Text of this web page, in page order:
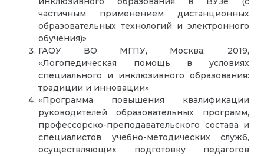
частичным применением дистанционных
образовательных технологий и электронного
обучения)»
ГАОУ ВО МГПУ, Москва, 2019,
«Логопедическая помощь в условиях
специального и инклюзивного образования:
традиции и инновации»
«Программа повышения квалификации
руководителей образовательных программ,
профессорско-преподавательского состава и
специалистов учебно-методических служб,
осуществляющих подготовку педагогов